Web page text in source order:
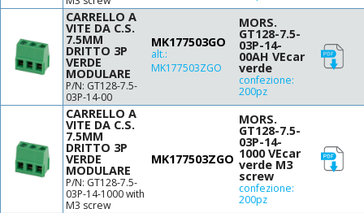
CARRELLO A
VITE DA C.S.
7.5MM
DRITTO 3P
VERDE
MODULARE
P/N: GT128-7.5-
03P-14-00
MK177503GO
alt.:
MK177503ZGO
MORS.
GT128-7.5-
03P-14-
00AH VEcar
verde
confezione:
200pz
CARRELLO A
VITE DA C.S.
7.5MM
DRITTO 3P
VERDE
MODULARE
P/N: GT128-7.5-
03P-14-1000 with
M3 screw
MK177503ZGO
MORS.
GT128-7.5-
03P-14-
1000 VEcar
verde M3
screw
confezione:
200pz